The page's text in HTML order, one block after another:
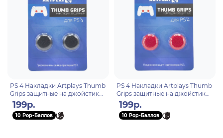
PS 4 Накладки Artplays Thumb
Grips защитные на джойстики
геймпада (2 шт) черные
199р.
10 Pop-Баллов
PS 4 Накладки Artplays Thumb
Grips защитные на джойстики
геймпада (2 шт) красные
199р.
10 Pop-Баллов